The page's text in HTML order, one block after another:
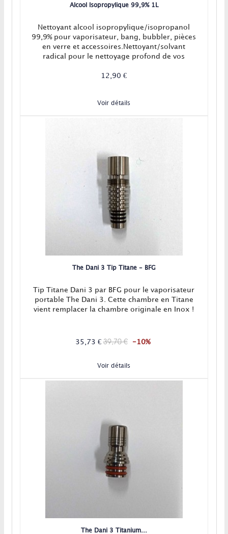
Alcool Isopropylique 99,9% 1L
Nettoyant alcool isopropylique/isopropanol
99,9% pour vaporisateur, bang, bubbler, pièces
en verre et accessoires.Nettoyant/solvant
radical pour le nettoyage profond de vos
12,90 €
Voir détails
The Dani 3 Tip Titane - BFG
Tip Titane Dani 3 par BFG pour le vaporisateur
portable The Dani 3. Cette chambre en Titane
vient remplacer la chambre originale en Inox !
35,73 €39,70 € -10%
Voir détails
The Dani 3 Titanium...